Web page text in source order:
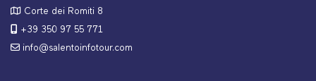
Corte dei Romiti 8
+39 350 97 55 771
info@salentoinfotour.com